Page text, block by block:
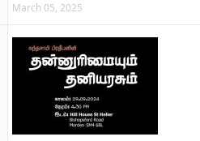
March 05, 2025